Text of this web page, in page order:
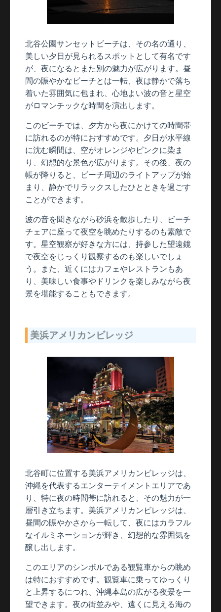
北谷公園サンセットビーチは、その名の通り、
美しい夕日が見られるスポットとして有名です
が、夜になるとまた別の魅力が広がります。昼
間の賑やかなビーチとは一転、夜は静かで落ち
着いた雰囲気に包まれ、心地よい波の音と星空
がロマンチックな時間を演出します。
このビーチでは、夕方から夜にかけての時間帯
に訪れるのが特におすすめです。夕日が水平線
に沈む瞬間は、空がオレンジやピンクに染ま
り、幻想的な景色が広がります。その後、夜の
帳が降りると、ビーチ周辺のライトアップが始
まり、静かでリラックスしたひとときを過ごす
ことができます。
波の音を聞きながら砂浜を散歩したり、ビーチ
チェアに座って夜空を眺めたりするのも素敵で
す。星空観察が好きな方には、持参した望遠鏡
で夜空をじっくり観察するのも楽しいでしょ
う。また、近くにはカフェやレストランもあ
り、美味しい食事やドリンクを楽しみながら夜
景を堪能することもできます。
美浜アメリカンビレッジ
北谷町に位置する美浜アメリカンビレッジは、
沖縄を代表するエンターテイメントエリアであ
り、特に夜の時間帯に訪れると、その魅力が一
層引き立ちます。美浜アメリカンビレッジは、
昼間の賑やかさから一転して、夜にはカラフル
なイルミネーションが輝き、幻想的な雰囲気を
醸し出します。
このエリアのシンボルである観覧車からの眺め
は特におすすめです。観覧車に乗ってゆっくり
と上昇するにつれ、沖縄本島の広がる夜景を一
望できます。夜の街並みや、遠くに見える海の